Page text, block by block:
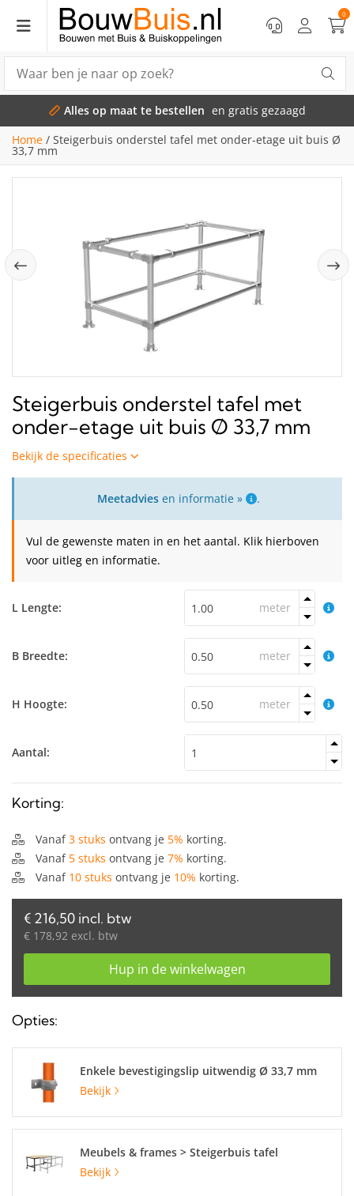
0
Alles op maat te bestellen en gratis gezaagd
Home / Steigerbuis onderstel tafel met onder-etage uit buis Ø
33,7 mm
Steigerbuis onderstel tafel met
onder-etage uit buis Ø 33,7 mm
Bekijk de specificaties
Meetadviesen informatie » .
Vul de gewenste maten in en het aantal. Klik hierboven
voor uitleg en informatie.
L Lengte: meter
B Breedte: meter
H Hoogte: meter
Aantal:
Korting:
Vanaf3 stuks ontvang je 5% korting.
Vanaf 5 stuks ontvang je 7% korting.
Vanaf 10 stuks ontvang je 10% korting.
€ 216,50 incl. btw
€ 178,92 excl. btw
Hup in de winkelwagen
Opties:
Enkele bevestigingslip uitwendig Ø 33,7 mm
Bekijk
Meubels & frames > Steigerbuis tafel
Bekijk